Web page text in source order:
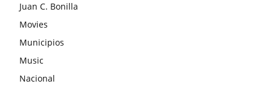
Juan C. Bonilla
Movies
Municipios
Music
Nacional